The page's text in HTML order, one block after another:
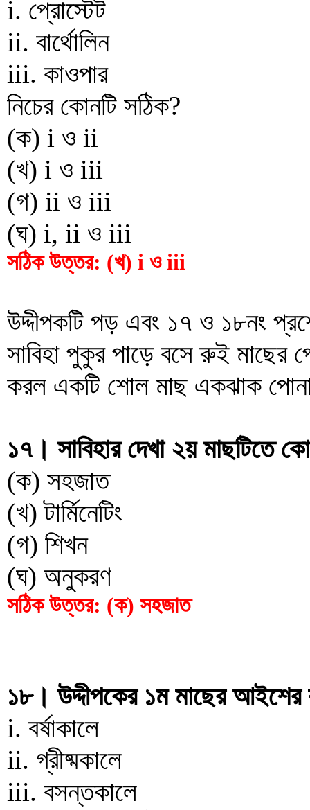
i. প্রোস্টেট
ii. বার্থোলিন
iii. কাওপার
নিচের কোনটি সঠিক?
(ক) i ও ii
(খ) i ও iii
(গ) ii ও iii
(ঘ) i, ii ও iii
সঠিক উত্তর: (খ) i ও iii
উদ্দীপকটি পড় এবং ১৭ ও ১৮নং
সাবিহা পুকুর পাড়ে বসে রুই মাছের
করল একটি শোল মাছ একঝাক পোনা
১৭। সাবিহার দেখা ২য় মাছটিতে
(ক) সহজাত
(খ) টার্মিনেটিং
(গ) শিখন
(ঘ) অনুকরণ
সঠিক উত্তর: (ক) সহজাত
১৮। উদ্দীপকের ১ম মাছের আইশের
i. বর্ষাকালে
ii. গ্রীষ্মকালে
iii. বসন্তকালে